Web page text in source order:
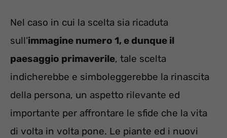
Nel caso in cui la scelta sia ricaduta
sull’immagine numero 1, e dunque il
paesaggio primaverile, tale scelta
indicherebbe e simboleggerebbe la rinascita
della persona, un aspetto rilevante ed
importante per affrontare le sfide che la vita
di volta in volta pone. Le piante ed i nuovi